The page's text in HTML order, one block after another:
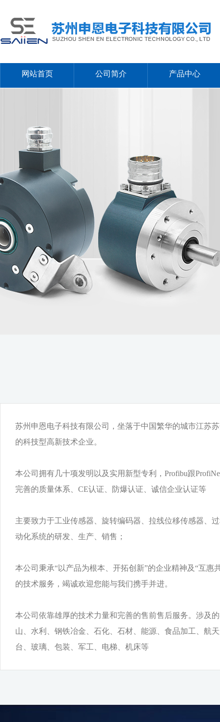
网站首页 公司简介 产品中心
苏州申恩电子科技有限公司，坐落于中国繁华的城市江苏
的科技型高新技术企业。
本公司拥有几十项发明以及实用新型专利，Profibu跟
完善的质量体系、CE认证、防爆认证、诚信企业认证等
主要致力于工业传感器、旋转编码器、拉线位移传感器、
动化系统的研发、生产、销售；
本公司秉承“以产品为根本、开拓创新”的企业精神及“互惠
的技术服务，竭诚欢迎您能与我们携手并进。
本公司依靠雄厚的技术力量和完善的售前售后服务。涉及
山、水利、钢铁冶金、石化、石材、能源、食品加工、航
台、玻璃、包装、军工、电梯、机床等